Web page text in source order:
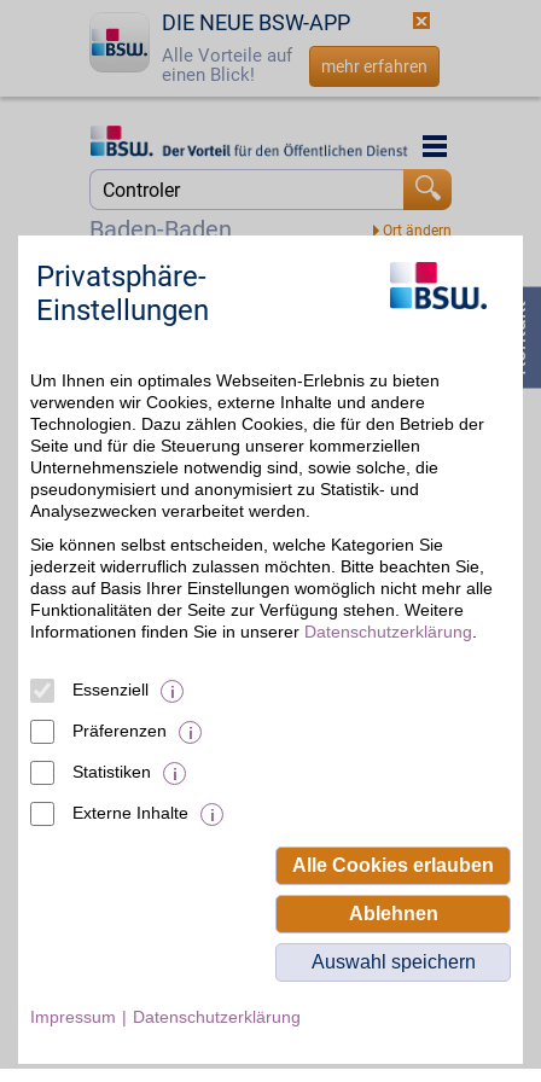
DIE NEUE BSW-APP
Alle Vorteile auf
einen Blick!
mehr erfahren
Startseite
☎ 0800 - 279 25 82
Baden-Baden
Startseite
Nintendo eShop Guthaben Gutschein
4%
xbox Gutschein
Zum Partnerprofil
© BSW Verbraucher-Service
Privatsphäre-
Einstellungen
Um Ihnen ein optimales Webseiten-Erlebnis zu bieten
verwenden wir Cookies, externe Inhalte und andere
Technologien. Dazu zählen Cookies, die für den Betrieb der
Seite und für die Steuerung unserer kommerziellen
Unternehmensziele notwendig sind, sowie solche, die
pseudonymisiert und anonymisiert zu Statistik- und
Analysezwecken verarbeitet werden.
Sie können selbst entscheiden, welche Kategorien Sie
jederzeit widerruflich zulassen möchten. Bitte beachten Sie,
dass auf Basis Ihrer Einstellungen womöglich nicht mehr alle
Funktionalitäten der Seite zur Verfügung stehen. Weitere
Informationen finden Sie in unserer Datenschutzerklärung
Essenziell
Präferenzen
Statistiken
Externe Inhalte
Alle Cookies erlauben
Ablehnen
Auswahl speichern
Impressum Datenschutzerklärung